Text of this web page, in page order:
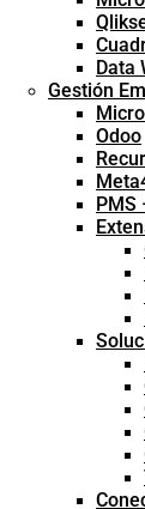
Data
Gestión
Odoo
PMS